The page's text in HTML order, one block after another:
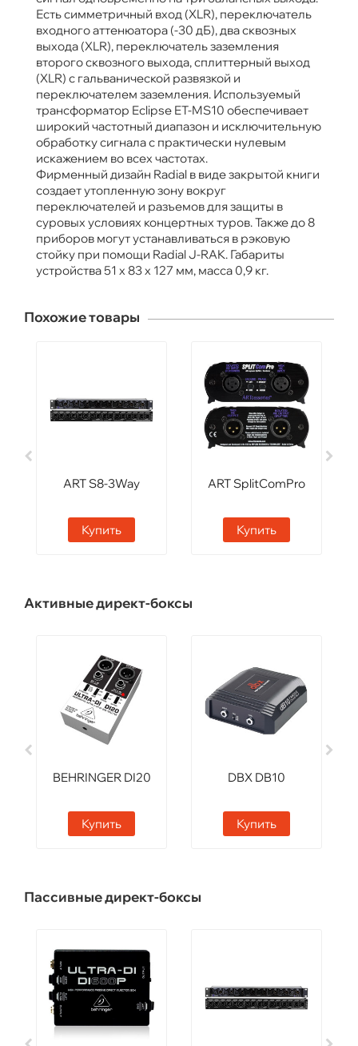
Есть симметричный вход (XLR), переключатель
входного аттенюатора (-30 дБ), два сквозных
выхода (XLR), переключатель заземления
второго сквозного выхода, сплиттерный выход
(XLR) c гальванической развязкой и
переключателем заземления. Используемый
трансформатор Eclipse ET-MS10 обеспечивает
широкий частотный диапазон и исключительную
обработку сигнала с практически нулевым
искажением во всех частотах.
Фирменный дизайн Radial в виде закрытой книги
создает утопленную зону вокруг
переключателей и разъемов для защиты в
суровых условиях концертных туров. Также до 8
приборов могут устанавливаться в рэковую
стойку при помощи Radial J-RAK. Габариты
устройства 51 x 83 x 127 мм, масса 0,9 кг.
Похожие товары
ART S8-3Way
Купить
ART SplitComPro
Купить
Активные директ-боксы
BEHRINGER DI20
Купить
DBX DB10
Купить
Пассивные директ-боксы